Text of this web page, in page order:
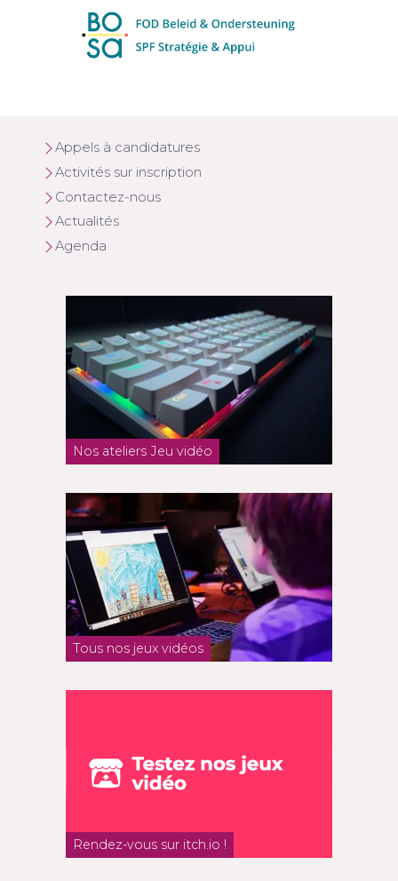
Appels à candidatures
Activités sur inscription
Contactez-nous
Actualités
Agenda
Nos ateliers Jeu vidéo
Tous nos jeux vidéos
Rendez-vous sur itch.io !